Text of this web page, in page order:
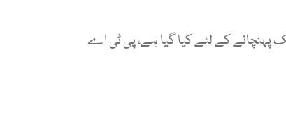
پہنچانے کے لئے کیا گیا ہے، پی ٹی اے